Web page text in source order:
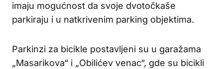
imaju mogućnost da svoje dvotočkaše
parkiraju i u natkrivenim parking objektima.
Parkinzi za bicikle postavljeni su u garažama
„Masarikova“ i „Obilićev venac“, gde su bicikli